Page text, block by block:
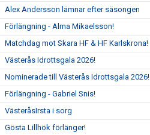
Alex Andersson lämnar efter säsongen
Förlängning - Alma Mikaelsson!
Matchdag mot Skara HF & HF Karlskrona!
Västerås Idrottsgala 2026!
Nominerade till Västerås Idrottsgala 2026!
Förlängning - Gabriel Snis!
VästeråsIrsta i sorg
Gösta Lillhök förlänger!